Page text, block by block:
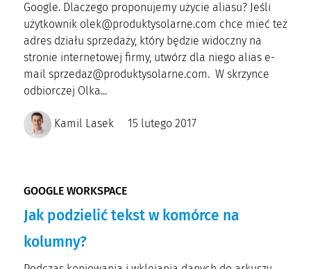
Google. Dlaczego proponujemy użycie aliasu? Jeśli
użytkownik olek@produktysolarne.com chce mieć też
adres działu sprzedaży, który będzie widoczny na
stronie internetowej firmy, utwórz dla niego alias e-
mail sprzedaz@produktysolarne.com. W skrzynce
odbiorczej Olka...
Kamil Lasek 15 lutego 2017
GOOGLE WORKSPACE
Jak podzielić tekst w komórce na
kolumny?